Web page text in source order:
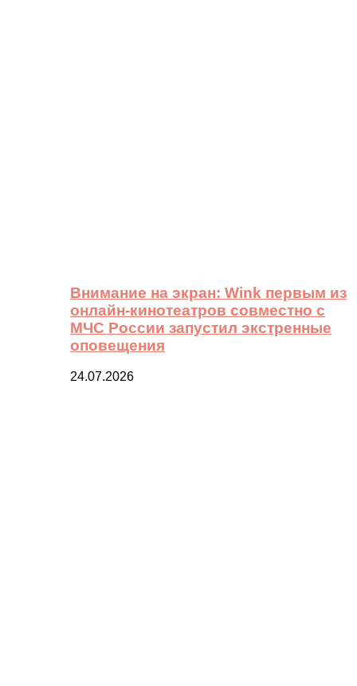
Внимание на экран: Wink первым из
онлайн-кинотеатров совместно с
МЧС России запустил экстренные
оповещения
24.07.2026